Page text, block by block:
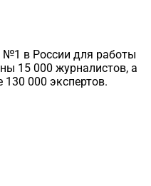
в России для работы
15 000 журналистов, а
130 000 экспертов.